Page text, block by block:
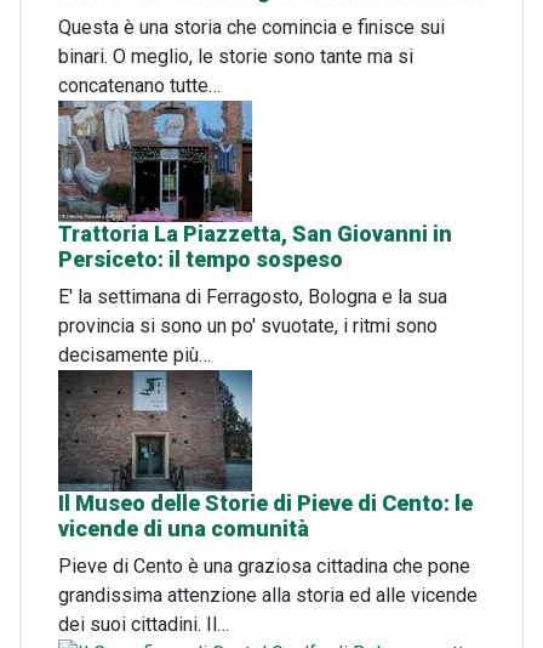
Questa è una storia che comincia e finisce sui
binari. O meglio, le storie sono tante ma si
concatenano tutte…
Trattoria La Piazzetta, San Giovanni in
Persiceto: il tempo sospeso
E' la settimana di Ferragosto, Bologna e la sua
provincia si sono un po' svuotate, i ritmi sono
decisamente più…
Il Museo delle Storie di Pieve di Cento: le
vicende di una comunità
Pieve di Cento è una graziosa cittadina che pone
grandissima attenzione alla storia ed alle vicende
dei suoi cittadini. Il…